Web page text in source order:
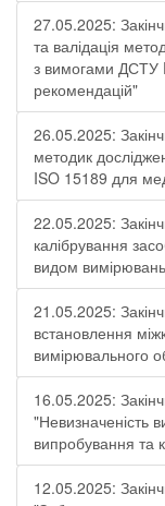
27.05.2025:
та валідація
з вимогами ДСТУ
рекомендацій"
26.05.2025:
методик
ISO 15189 для
22.05.2025:
калібрування
видом
21.05.2025:
встановлення
вимірювального
16.05.2025:
"Невизначеність
випробування та
12.05.2025: